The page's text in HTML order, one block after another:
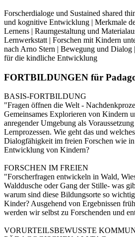
Forscherdialoge und Sustained shared
und kognitive Entwicklung | Merkmale
Lernens | Raumgestaltung und
Lernwerkstatt | Forschen mit Kindern
nach Arno Stern | Bewegung und
für die kindliche Entwicklung
FORTBILDUNGEN für
BASIS-FORTBILDUNG
"Fragen öffnen die Welt -
Gemeinsames Explorieren von Kindern
anregender Umgebung als
Lernprozessen. Wie geht das und
Dialogfähigkeit im freien Forschen wie
Entwicklung von Kindern?
FORSCHEN IM FREIEN
"Forscherfragen entwickeln in Wald,
Walddusche oder Gang der Stille- was
warum sind diese Bildungsorte so
Kinder? Ausgehend von Ergebnissen
werden wir selbst zu Forschenden und
VORURTEILSBEWUSSTE